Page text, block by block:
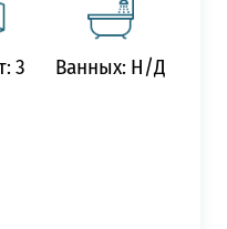
3 Ванных: Н/Д